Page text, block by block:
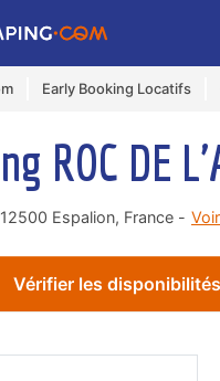
Early Booking Locatifs
ROC DE
12500 Espalion, France -
Vérifier les disponibilités